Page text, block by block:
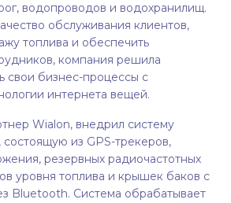
водопроводов и водохранилищ.
обслуживания клиентов,
топлива и обеспечить
компания решила
свои бизнес-процессы с
интернета вещей.
Wialon, внедрил систему
состоящую из GPS-трекеров,
резервных радиочастотных
уровня топлива и крышек баков с
Bluetooth. Система обрабатывает